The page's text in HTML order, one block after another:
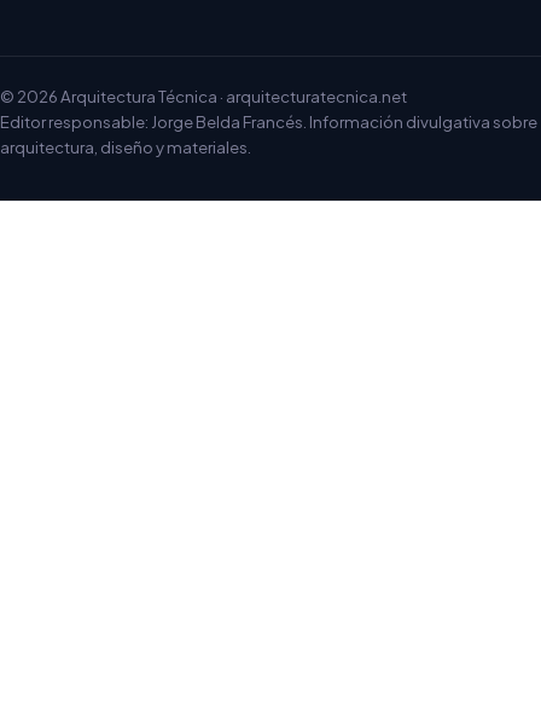
© 2026 Arquitectura Técnica · arquitecturatecnica.net
Editor responsable: Jorge Belda Francés. Información divulgativa sobre
arquitectura, diseño y materiales.